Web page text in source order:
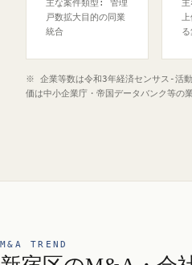
主な案件類型: 管理
戸数拡大目的の同業
統合
上
※ 企業等数は令和3年経済センサス‐活
価は中小企業庁・帝国データバンク等の
M&A TREND